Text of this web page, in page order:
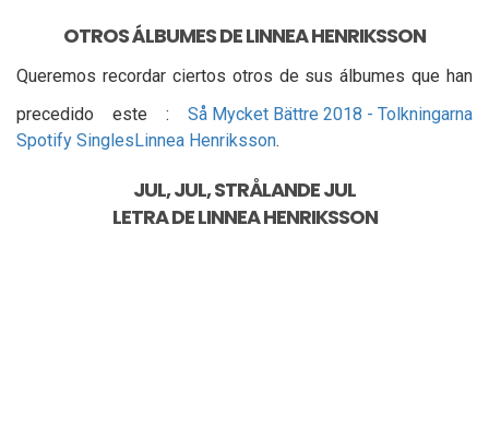
OTROS ÁLBUMES DE LINNEA HENRIKSSON
Queremos recordar ciertos otros de sus álbumes que han
precedido este : Så Mycket Bättre 2018 - Tolkningarna
Spotify SinglesLinnea Henriksson.
JUL, JUL, STRÅLANDE JUL
LETRA DELINNEA HENRIKSSON